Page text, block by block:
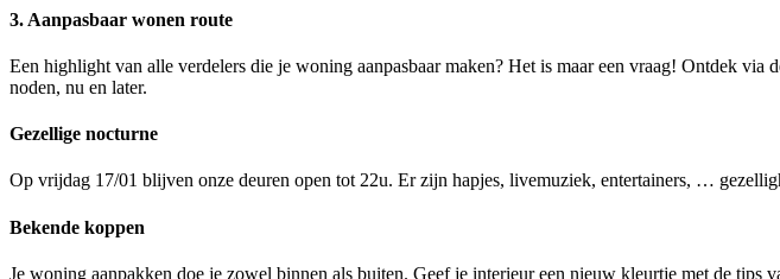
3. Aanpasbaar wonen route
Een highlight van alle verdelers die je woning aanpasbaar maken? Het is maar een vraag! Ontdek
noden, nu en later.
Gezellige nocturne
Op vrijdag 17/01 blijven onze deuren open tot 22u. Er zijn hapjes, livemuziek, entertainers, …
Bekende koppen
Je woning aanpakken doe je zowel binnen als buiten. Geef je interieur een nieuw kleurtje met de tips